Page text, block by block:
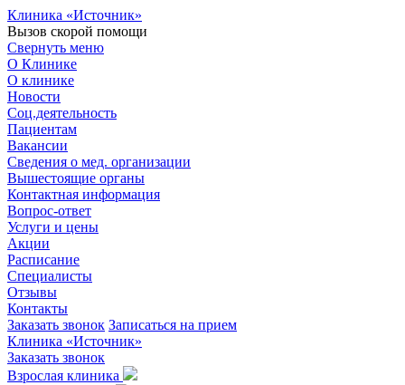
Клиника «Источник»
Вызов скорой помощи
Свернуть меню
О Клинике
О клинике
Новости
Соц.деятельность
Пациентам
Вакансии
Сведения о мед. организации
Вышестоящие органы
Контактная информация
Вопрос-ответ
Услуги и цены
Акции
Расписание
Специалисты
Отзывы
Контакты
Заказать звонок Записаться на прием
Клиника «Источник»
Заказать звонок
Взрослая клиника